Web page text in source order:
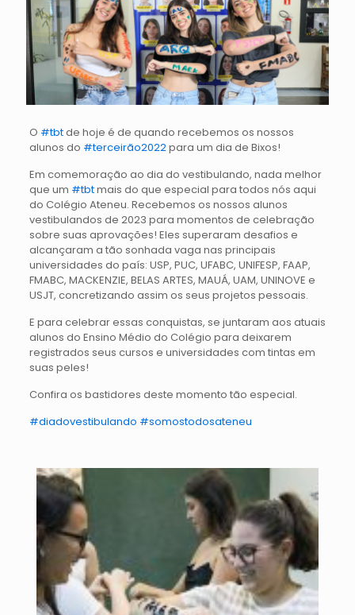
O #tbtde hoje é de quando recebemos os nossos
alunos do #terceirão2022para um dia de Bixos!
Em comemoração ao dia do vestibulando, nada melhor
que um #tbtmais do que especial para todos nós aqui
do Colégio Ateneu. Recebemos os nossos alunos
vestibulandos de 2023 para momentos de celebração
sobre suas aprovações! Eles superaram desafios e
alcançaram a tão sonhada vaga nas principais
universidades do país: USP, PUC, UFABC, UNIFESP, FAAP,
FMABC, MACKENZIE, BELAS ARTES, MAUÁ, UAM, UNINOVE e
USJT, concretizando assim os seus projetos pessoais.
E para celebrar essas conquistas, se juntaram aos atuais
alunos do Ensino Médio do Colégio para deixarem
registrados seus cursos e universidades com tintas em
suas peles!
Confira os bastidores deste momento tão especial.
#diadovestibulando #somostodosateneu